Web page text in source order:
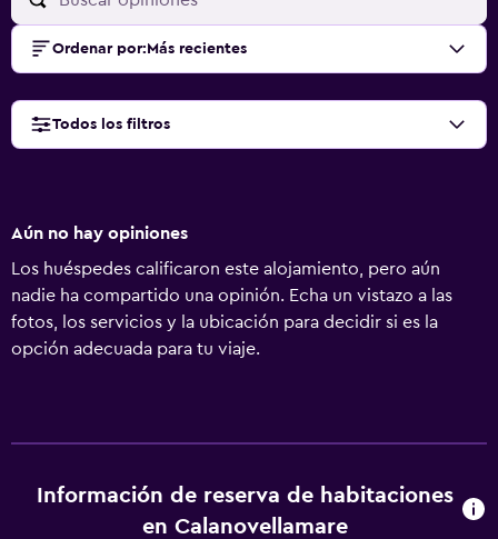
Ordenar por: Más recientes
Todos los filtros
Aún no hay opiniones
Los huéspedes calificaron este alojamiento, pero aún
nadie ha compartido una opinión. Echa un vistazo a las
fotos, los servicios y la ubicación para decidir si es la
opción adecuada para tu viaje.
Información de reserva de habitaciones
en Calanovellamare